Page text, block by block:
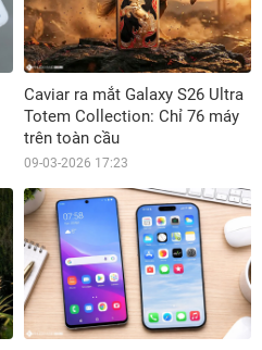
Caviar ra mắt Galaxy S26 Ultra
Totem Collection: Chỉ 76 máy
trên toàn cầu
09-03-2026 17:23